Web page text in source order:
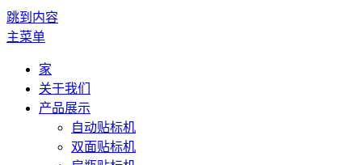
跳到内容
主菜单
家
关于我们
产品展示
自动贴标机
双面贴标机